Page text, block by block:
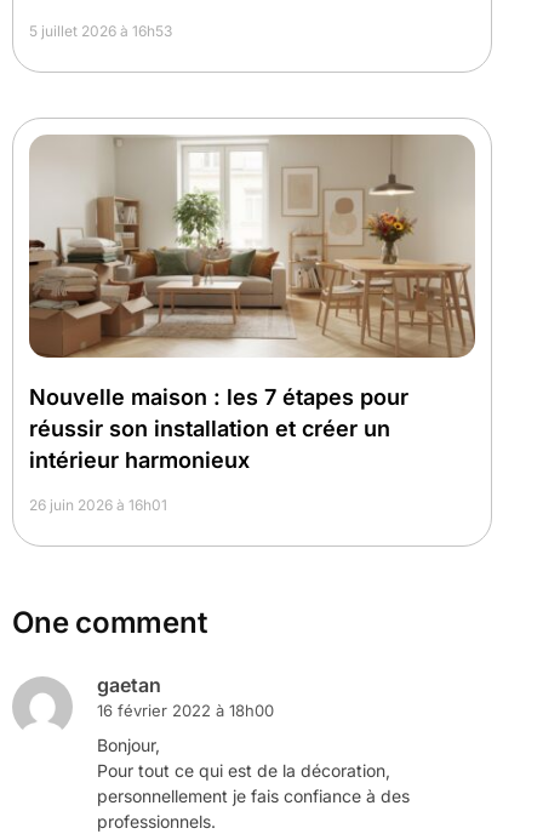
5 juillet 2026 à 16h53
Nouvelle maison : les 7 étapes pour
réussir son installation et créer un
intérieur harmonieux
26 juin 2026 à 16h01
One comment
gaetan
16 février 2022 à 18h00
Bonjour,
Pour tout ce qui est de la décoration,
personnellement je fais confiance à des
professionnels.